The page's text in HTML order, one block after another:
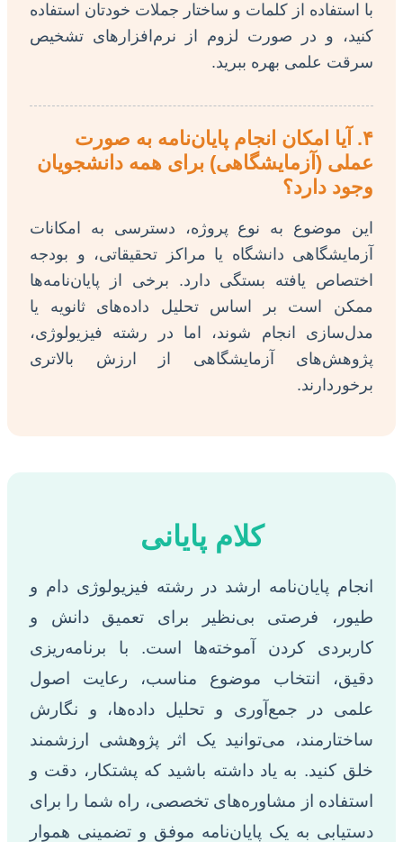
با استفاده از کلمات و ساختار جملات خودتان استفاده
کنید، و در صورت لزوم از نرم‌افزارهای تشخیص
سرقت علمی بهره ببرید.
۴. آیا امکان انجام پایان‌نامه به صورت
عملی (آزمایشگاهی) برای همه دانشجویان
وجود دارد؟
این موضوع به نوع پروژه، دسترسی به امکانات
آزمایشگاهی دانشگاه یا مراکز تحقیقاتی، و بودجه
اختصاص یافته بستگی دارد. برخی از پایان‌نامه‌ها
ممکن است بر اساس تحلیل داده‌های ثانویه یا
مدل‌سازی انجام شوند، اما در رشته فیزیولوژی،
پژوهش‌های آزمایشگاهی از ارزش بالاتری
برخوردارند.
کلام پایانی
انجام پایان‌نامه ارشد در رشته فیزیولوژی دام و
طیور، فرصتی بی‌نظیر برای تعمیق دانش و
کاربردی کردن آموخته‌ها است. با برنامه‌ریزی
دقیق، انتخاب موضوع مناسب، رعایت اصول
علمی در جمع‌آوری و تحلیل داده‌ها، و نگارش
ساختارمند، می‌توانید یک اثر پژوهشی ارزشمند
خلق کنید. به یاد داشته باشید که پشتکار، دقت و
استفاده از مشاوره‌های تخصصی، راه شما را برای
دستیابی به یک پایان‌نامه موفق و تضمینی هموار